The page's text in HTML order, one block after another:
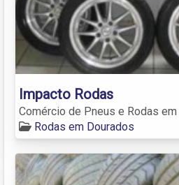
Impacto Rodas
Comércio de Pneus e Rodas em
Rodas em Dourados